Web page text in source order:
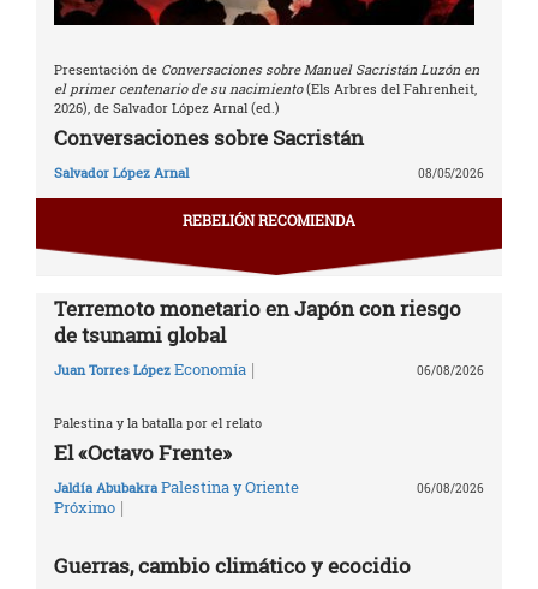
Presentación de Conversaciones sobre Manuel Sacristán Luzón en
el primer centenario de su nacimiento(Els Arbres del Fahrenheit,
2026), de Salvador López Arnal (ed.)
Conversaciones sobre Sacristán
Salvador López Arnal 08/05/2026
REBELIÓN RECOMIENDA
Terremoto monetario en Japón con riesgo
de tsunami global
Juan Torres López Economía | 06/08/2026
Palestina y la batalla por el relato
El «Octavo Frente»
Jaldía Abubakra Palestina y Oriente
Próximo |
06/08/2026
Guerras, cambio climático y ecocidio